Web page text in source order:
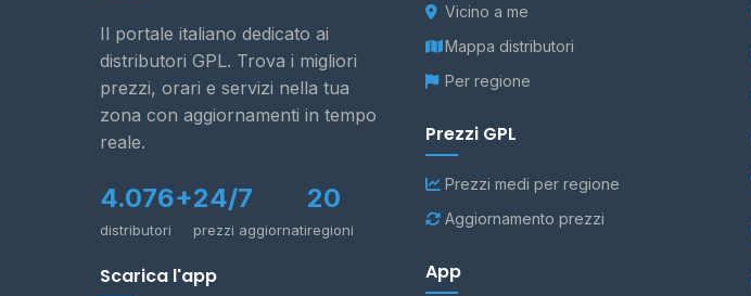
Il portale italiano dedicato ai
distributori GPL. Trova i migliori
prezzi, orari e servizi nella tua
zona con aggiornamenti in tempo
reale.
4.076+
distributori
24/7
prezzi aggiornati
20
regioni
Scarica l'app
Vicino a me
Mappa distributori
Per regione
Prezzi GPL
Prezzi medi per regione
Aggiornamento prezzi
App